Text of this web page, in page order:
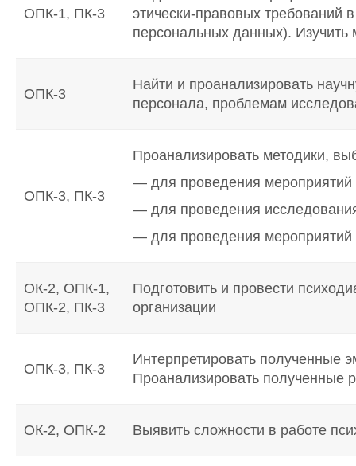
ОПК-1, ПК-3
этически-правовых требований
персональных данных). Изучить
ОПК-3
Найти и проанализировать
персонала, проблемам
ОПК-3, ПК-3
Проанализировать методики,
— для проведения мероприятий
— для проведения
— для проведения мероприятий
ОК-2, ОПК-1,
ОПК-2, ПК-3
Подготовить и провести
организации
ОПК-3, ПК-3
Интерпретировать полученные
Проанализировать полученные
ОК-2, ОПК-2 Выявить сложности в работе